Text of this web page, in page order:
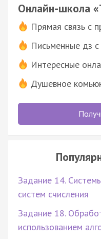
Онлайн-школа
Прямая связь с
Письменные дз с
Интересные
Душевное
Задание 14.
систем счисления
Задание 18.
использованием